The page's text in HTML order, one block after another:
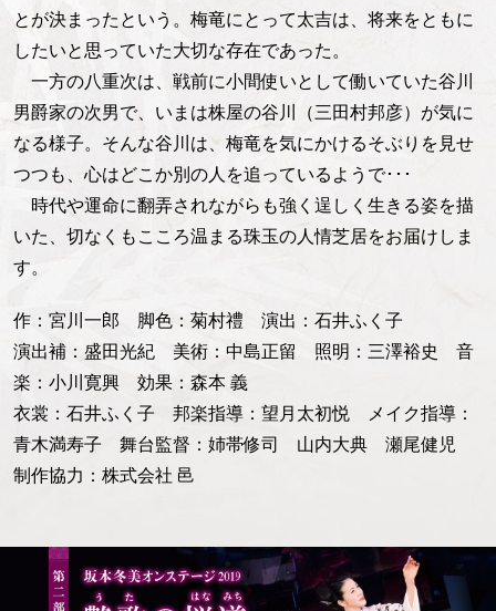
とが決まったという。梅竜にとって太吉は、将来をともに
したいと思っていた大切な存在であった。
一方の八重次は、戦前に小間使いとして働いていた谷川
男爵家の次男で、いまは株屋の谷川（三田村邦彦）が気に
なる様子。そんな谷川は、梅竜を気にかけるそぶりを見せ
つつも、心はどこか別の人を追っているようで･･･
時代や運命に翻弄されながらも強く逞しく生きる姿を描
いた、切なくもこころ温まる珠玉の人情芝居をお届けしま
す。
作：宮川一郎 脚色：菊村禮 演出：石井ふく子
演出補：盛田光紀 美術：中島正留 照明：三澤裕史 音
楽：小川寛興 効果：森本 義
衣裳：石井ふく子 邦楽指導：望月太初悦 メイク指導：
青木満寿子 舞台監督：姉帯修司 山内大典 瀬尾健児
制作協力：株式会社 邑